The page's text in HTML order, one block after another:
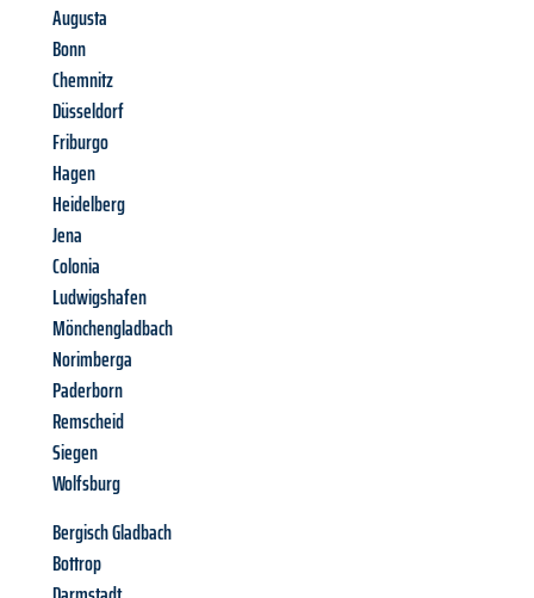
Augusta
Bonn
Chemnitz
Düsseldorf
Friburgo
Hagen
Heidelberg
Jena
Colonia
Ludwigshafen
Mönchengladbach
Norimberga
Paderborn
Remscheid
Siegen
Wolfsburg
Bergisch Gladbach
Bottrop